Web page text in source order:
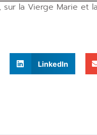
la Vierge Marie et
LinkedIn